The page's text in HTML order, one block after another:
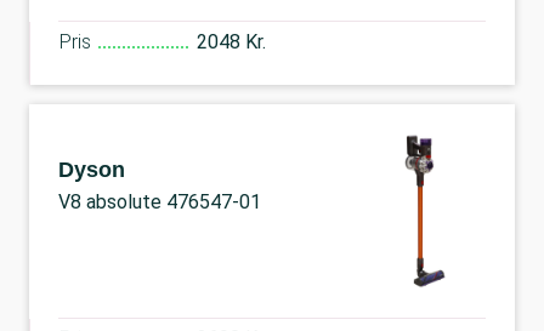
Pris 2048 Kr.
Dyson
V8 absolute 476547-01